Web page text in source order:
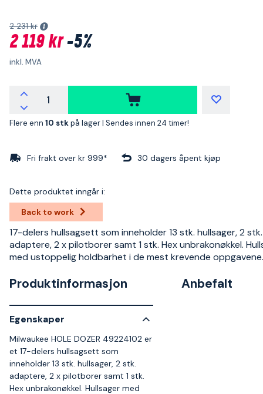
2 231 kr
2 119 kr-5%
inkl. MVA
Flere enn 10 stkpå lager | Sendes innen 24 timer!
Fri frakt over kr 999* 30 dagers åpent kjøp
Dette produktet inngår i:
Back to work
17-delers hullsagsett som inneholder 13 stk. hullsager, 2 stk.
adaptere, 2 x pilotborer samt 1 stk. Hex unbrakonøkkel.
med ustoppelig holdbarhet i de mest krevende oppgavene.
Produktinformasjon
Egenskaper
Milwaukee HOLE DOZER 49224102 er
et 17-delers hullsagsett som
inneholder 13 stk. hullsager, 2 stk.
adaptere, 2 x pilotborer samt 1 stk.
Hex unbrakonøkkel. Hullsager med
Anbefalt